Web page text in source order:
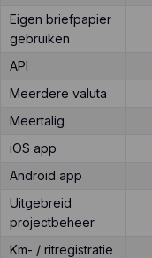
Eigen briefpapier
gebruiken
API
Meerdere valuta
Meertalig
iOS app
Android app
Uitgebreid
projectbeheer
Km- / ritregistratie